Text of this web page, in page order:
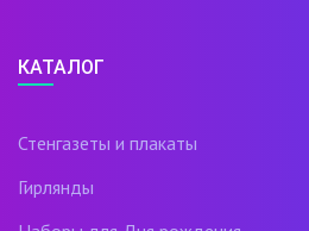
КАТАЛОГ
Стенгазеты и плакаты
Гирлянды